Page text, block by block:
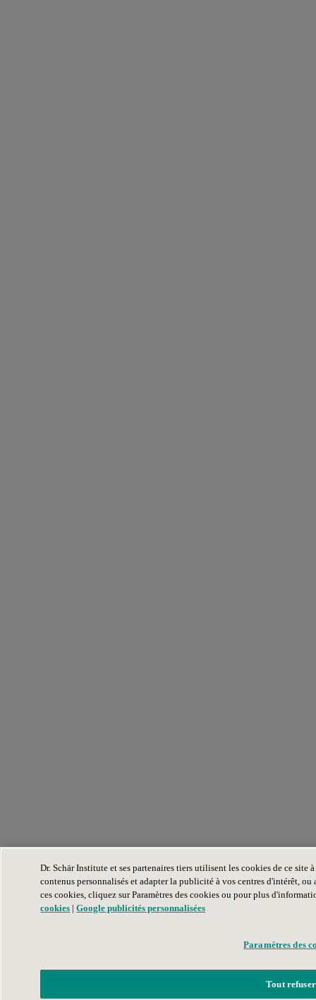
Dr. Schär Institute et ses partenaires tiers utilisent les cookies de ce site
contenus personnalisés et adapter la publicité à vos centres d'intérêt,
ces cookies, cliquez sur Paramètres des cookies ou pour plus
cookies |Google publicités personnalisées
Paramètres des
Tout refuser